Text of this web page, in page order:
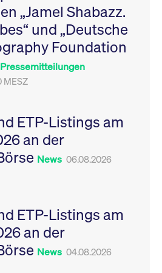
„Jamel Shabazz.
und „Deutsche
Foundation
Pressemitteilungen
MESZ
ETP-Listings am
an der
News 06.08.2026
ETP-Listings am
an der
News 04.08.2026
Leistung der Website
zu messen. Es handelt
sich um ein Muster-
Cookie, bei dem auf
das Präfix _pk_ses
eine kurze Reihe von
YouTube
.youtube.com
6
Monate
Dieses Cookie dient
Speicherung der
Einwilligungs- und
des Nutzers für ihre
Interaktion mit der
Sitzungen geehrt